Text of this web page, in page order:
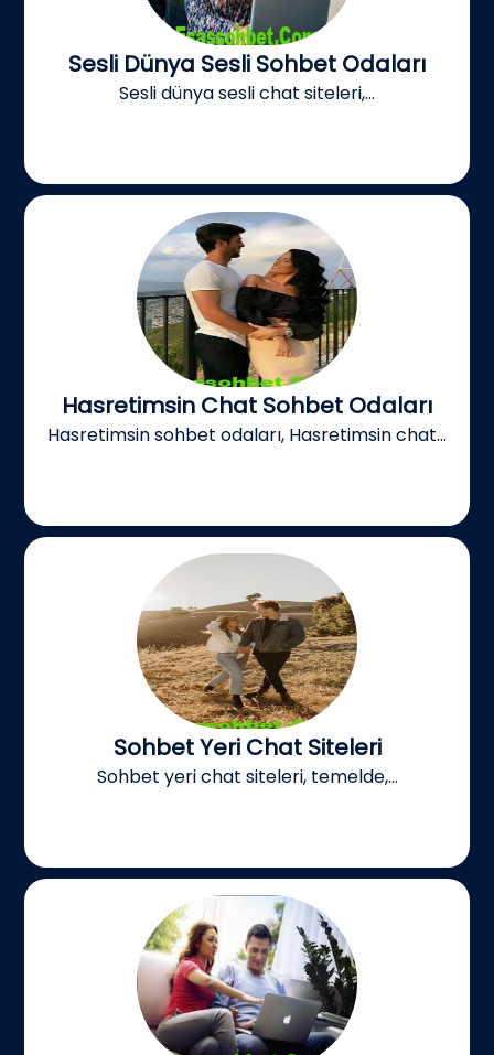
Sesli Dünya Sesli Sohbet Odaları
Sesli dünya sesli chat siteleri,...
Hasretimsin Chat Sohbet Odaları
Hasretimsin sohbet odaları, Hasretimsin chat...
Sohbet Yeri Chat Siteleri
Sohbet yeri chat siteleri, temelde,...